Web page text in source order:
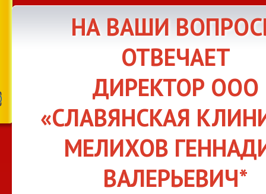
НА ВАШИ
ОТВЕЧАЕТ
ДИРЕКТОР ООО
«СЛАВЯНСКАЯ
МЕЛИХОВ
ВАЛЕРЬЕВИЧ*